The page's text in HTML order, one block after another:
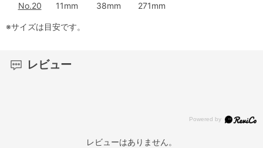
No.20
11mm 38mm 271mm
※サイズは目安です。
レビュー
レビューはありません。